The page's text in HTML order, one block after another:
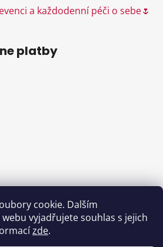
cookie. Dalším
vyjadřujete souhlas s jejich
zde.
a každodenní péči o sebe🌷
platby